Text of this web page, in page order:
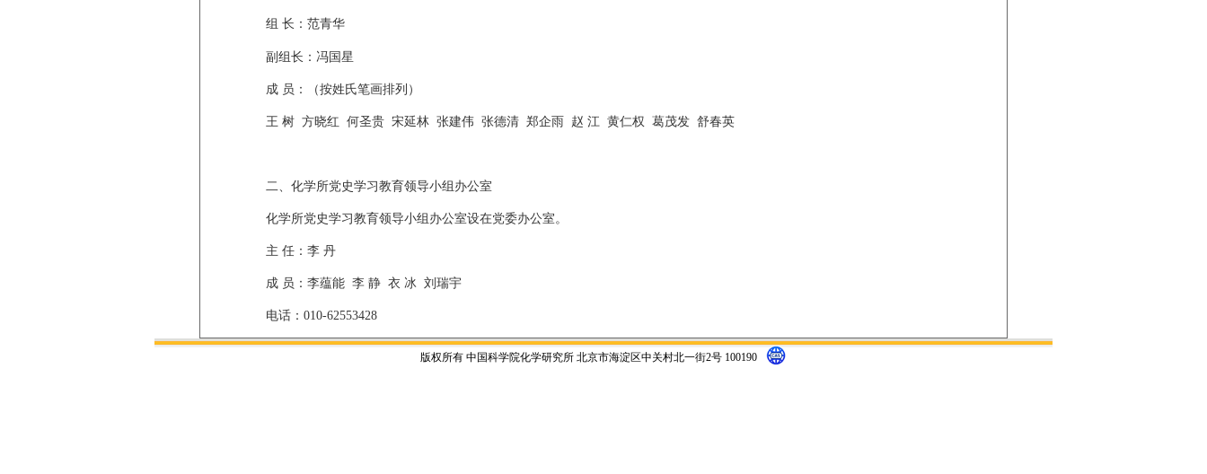
组 长：范青华
副组长： 冯国星
成 员：（按姓氏笔画排列）
王 树 方晓红 何圣贵 宋延林 张建伟 张德清 郑企雨 赵 江 黄仁权 葛茂发 舒春英
二、化学所党史学习教育领导小组办公室
化学所党史学习教育领导小组办公室设在党委办公室。
主 任：李 丹
成 员：李蕴能 李 静 衣 冰 刘瑞宇
电话：010-62553428
版权所有 中国科学院化学研究所 北京市海淀区中关村北一街2号 100190